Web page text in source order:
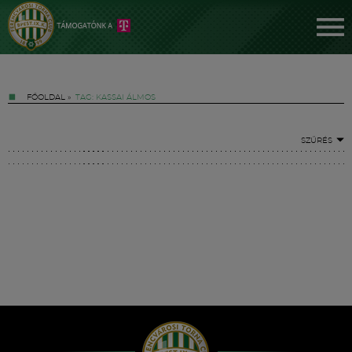
FŐOLDAL » TAG: KASSAI ÁLMOS
SZŰRÉS
Hírek